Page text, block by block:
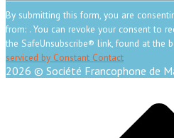
Contact
Use.
Please
leave
this
field
By submitting this form, you are
from: . You can revoke your consent to
the SafeUnsubscribe® link, found at the
serviced by Constant Contact
2026 © Société Francophone de